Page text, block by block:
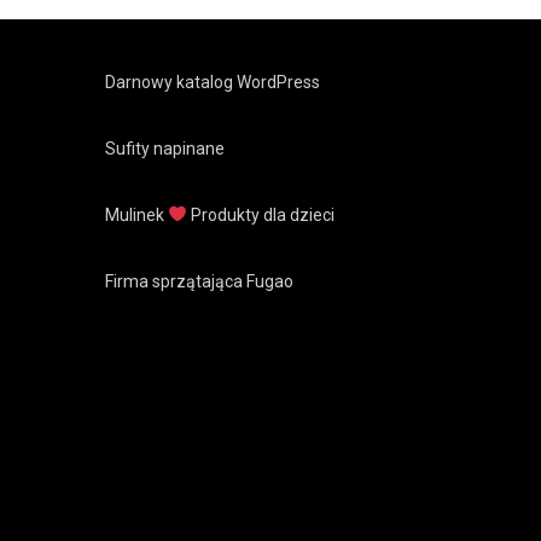
Darnowy katalog WordPress
Sufity napinane
Mulinek Produkty dla dzieci
Firma sprzątająca Fugao